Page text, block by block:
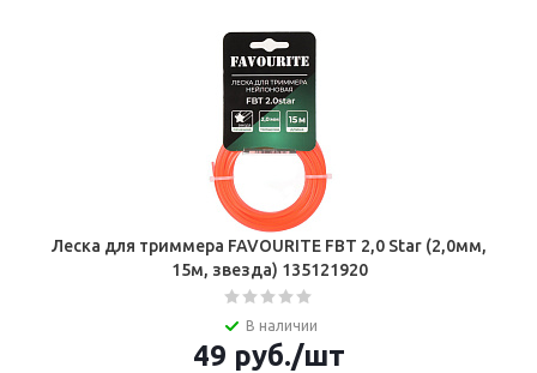
Леска для триммера FAVOURITE FBT 2,0 Star (2,0мм,
15м, звезда) 135121920
В наличии
49 руб./шт